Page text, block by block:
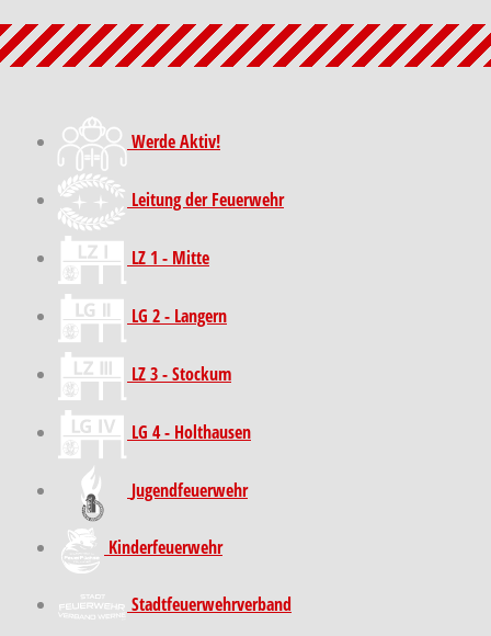
Werde Aktiv!
Leitung der Feuerwehr
LZ 1 - Mitte
LG 2 - Langern
LZ 3 - Stockum
LG 4 - Holthausen
Jugendfeuerwehr
Kinder­feuer­wehr
Stadt­feuer­wehr­verband